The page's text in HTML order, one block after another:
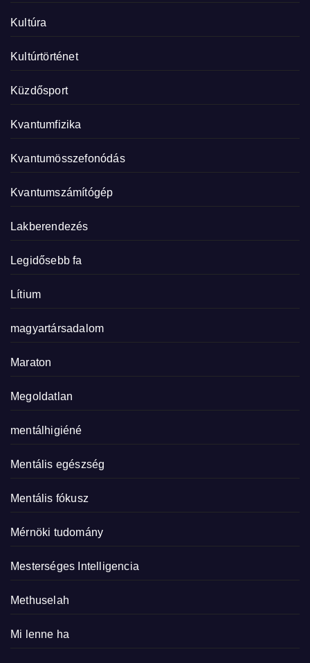
Kultúra
Kultúrtörténet
Küzdősport
Kvantumfizika
Kvantumösszefonódás
Kvantumszámítógép
Lakberendezés
Legidősebb fa
Lítium
magyartársadalom
Maraton
Megoldatlan
mentálhigiéné
Mentális egészség
Mentális fókusz
Mérnöki tudomány
Mesterséges Intelligencia
Methuselah
Mi lenne ha